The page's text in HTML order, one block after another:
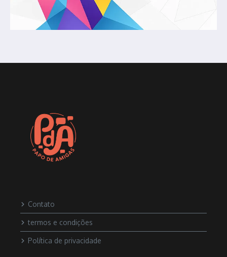
Contato
termos e condições
Política de privacidade